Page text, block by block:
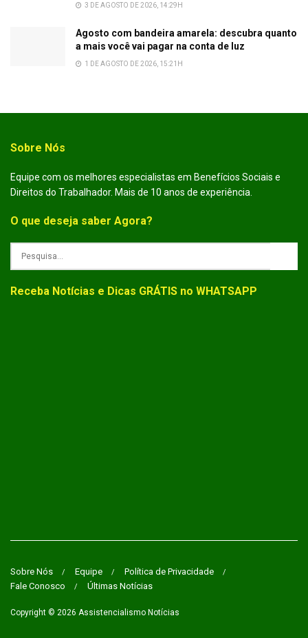
3 DE AGOSTO DE 2026, 14:29H
Agosto com bandeira amarela: descubra quanto
a mais você vai pagar na conta de luz
1 DE AGOSTO DE 2026, 15:21H
Sobre Nós
Equipe com os melhores especialistas em Benefícios Sociais e
Direitos do Trabalhador. Mais de 10 anos de experiência.
O que deseja saber Agora?
Receba Notícias e Dicas GRÁTIS no WHATSAPP
Sobre Nós Equipe
Política de Privacidade
Fale Conosco
Últimas Notícias
Copyright © 2026 Assistencialismo Notícias